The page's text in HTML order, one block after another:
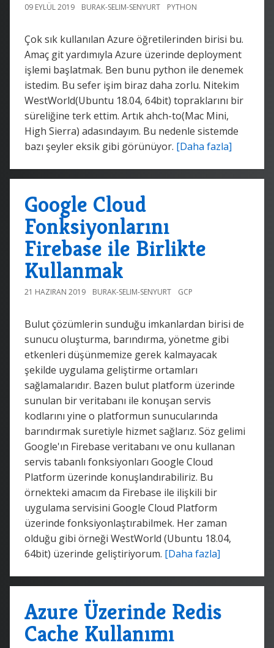
09 EYLÜL 2019 BURAK-SELIM-SENYURT PYTHON
Çok sık kullanılan Azure öğretilerinden birisi bu.
Amaç git yardımıyla Azure üzerinde deployment
işlemi başlatmak. Ben bunu python ile denemek
istedim. Bu sefer işim biraz daha zorlu. Nitekim
WestWorld(Ubuntu 18.04, 64bit) topraklarını bir
süreliğine terk ettim. Artık ahch-to(Mac Mini,
High Sierra) adasındayım. Bu nedenle sistemde
bazı şeyler eksik gibi görünüyor. [Daha fazla]
Google Cloud
Fonksiyonlarını
Firebase ile Birlikte
Kullanmak
21 HAZIRAN 2019 BURAK-SELIM-SENYURT GCP
Bulut çözümlerin sunduğu imkanlardan birisi de
sunucu oluşturma, barındırma, yönetme gibi
etkenleri düşünmemize gerek kalmayacak
şekilde uygulama geliştirme ortamları
sağlamalarıdır. Bazen bulut platform üzerinde
sunulan bir veritabanı ile konuşan servis
kodlarını yine o platformun sunucularında
barındırmak suretiyle hizmet sağlarız. Söz gelimi
Google'ın Firebase veritabanı ve onu kullanan
servis tabanlı fonksiyonları Google Cloud
Platform üzerinde konuşlandırabiliriz. Bu
örnekteki amacım da Firebase ile ilişkili bir
uygulama servisini Google Cloud Platform
üzerinde fonksiyonlaştırabilmek. Her zaman
olduğu gibi örneği WestWorld (Ubuntu 18.04,
64bit) üzerinde geliştiriyorum. [Daha fazla]
Azure Üzerinde Redis
Cache Kullanımı